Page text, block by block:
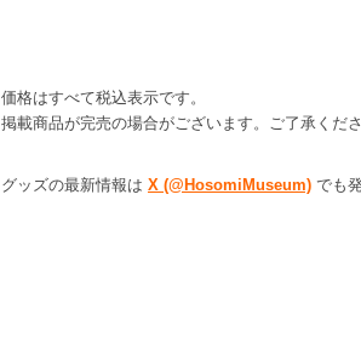
価格はすべて税込表示です。
掲載商品が完売の場合がございます。ご了承くださ
グッズの最新情報は X (@HosomiMuseum) でも